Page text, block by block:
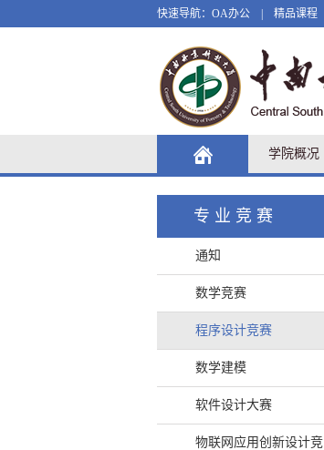
快速导航： OA办公 精品课程
学院概况
专业竞赛
通知
数学竞赛
程序设计竞赛
数学建模
软件设计大赛
物联网应用创新设计竞